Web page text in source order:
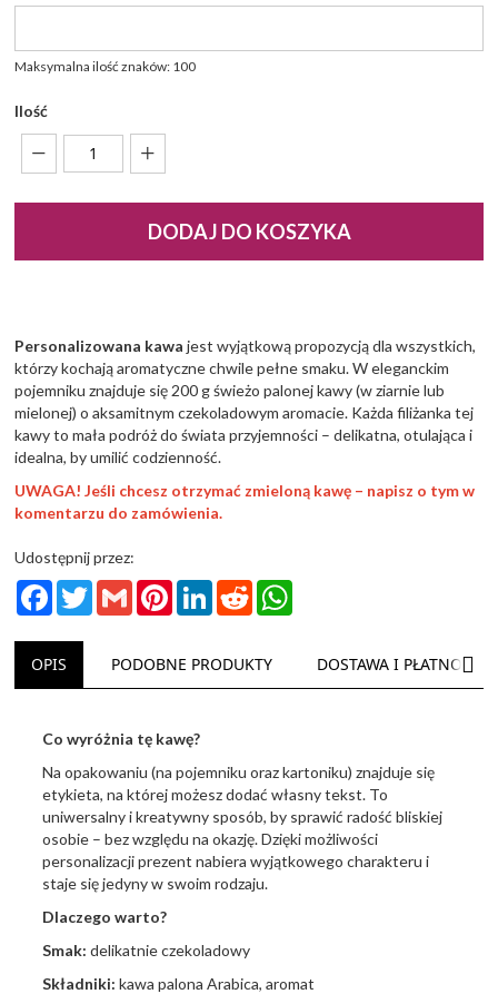
Maksymalna ilość znaków: 100
Ilość
DODAJ DO KOSZYKA
Personalizowana kawa jest wyjątkową propozycją dla wszystkich,
którzy kochają aromatyczne chwile pełne smaku. W eleganckim
pojemniku znajduje się 200 g świeżo palonej kawy (w ziarnie lub
mielonej) o aksamitnym czekoladowym aromacie. Każda filiżanka tej
kawy to mała podróż do świata przyjemności – delikatna, otulająca i
idealna, by umilić codzienność.
UWAGA! Jeśli chcesz otrzymać zmieloną kawę – napisz o tym w
komentarzu do zamówienia.
Udostępnij przez:
FacebookTwitterGmail PinterestLinkedInReddit
OPIS PODOBNE PRODUKTY DOSTAWA I PŁATNOŚĆ
Co wyróżnia tę kawę?
Na opakowaniu (na pojemniku oraz kartoniku) znajduje się
etykieta, na której możesz dodać własny tekst. To
uniwersalny i kreatywny sposób, by sprawić radość bliskiej
osobie – bez względu na okazję. Dzięki możliwości
personalizacji prezent nabiera wyjątkowego charakteru i
staje się jedyny w swoim rodzaju.
Dlaczego warto?
Smak: delikatnie czekoladowy
Składniki: kawa palona Arabica, aromat